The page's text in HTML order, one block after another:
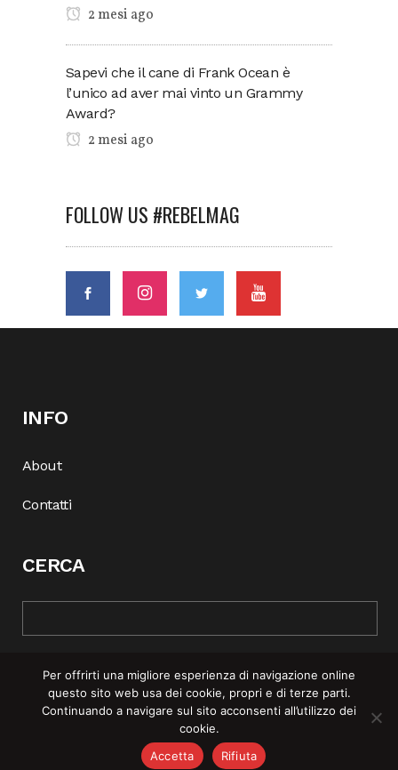
2 mesi ago
Sapevi che il cane di Frank Ocean è
l’unico ad aver mai vinto un Grammy
Award?
2 mesi ago
FOLLOW US #REBELMAG
INFO
About
Contatti
CERCA
© COPYRIGHT 2025 | REBEL MAG —
POLICY
Per offrirti una migliore esperienza di navigazione online
questo sito web usa dei cookie, propri e di terze parti.
Continuando a navigare sul sito acconsenti all’utilizzo dei
cookie.
Accetta
Rifiuta